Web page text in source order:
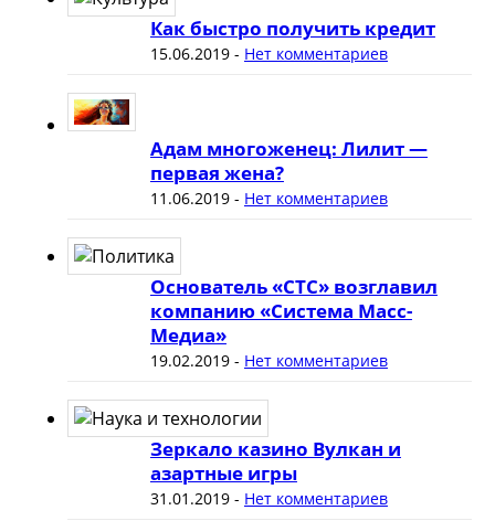
Как быстро получить кредит
15.06.2019- Нет комментариев
Адам многоженец: Лилит —
первая жена?
11.06.2019- Нет комментариев
Основатель «СТС» возглавил
компанию «Система Масс-
Медиа»
19.02.2019- Нет комментариев
Зеркало казино Вулкан и
азартные игры
31.01.2019- Нет комментариев